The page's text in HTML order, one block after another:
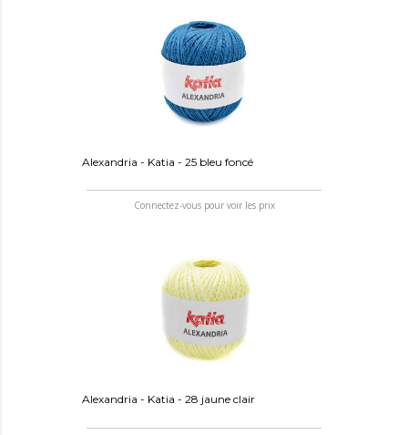
Alexandria - Katia - 25 bleu foncé
Connectez-vous pour voir les prix
Alexandria - Katia - 28 jaune clair